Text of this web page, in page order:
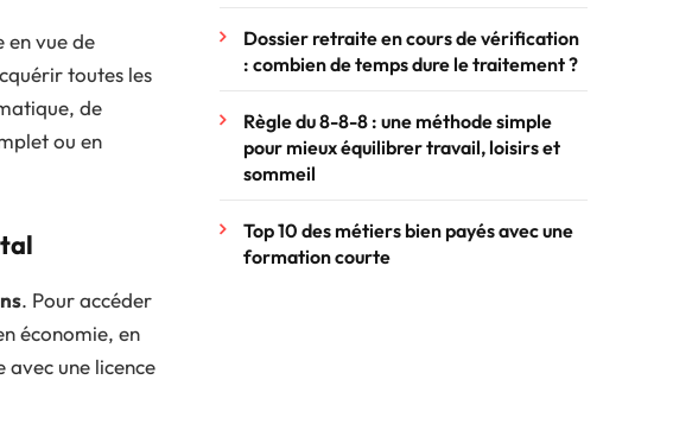
en vue de
toutes les
de
ou en
. Pour accéder
économie, en
avec une licence
Dossier retraite en cours de vérification
: combien de temps dure le traitement ?
Règle du 8-8-8 : une méthode simple
pour mieux équilibrer travail, loisirs et
sommeil
Top 10 des métiers bien payés avec une
formation courte